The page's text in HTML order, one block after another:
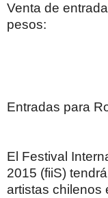
Venta de
pesos:
Entradas para
El Festival
2015 (fiiS)
artistas chilenos